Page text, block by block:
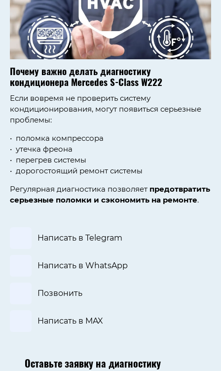
Почему важно делать диагностику
кондиционера Mercedes S-Class W222
Если вовремя не проверить систему
кондиционирования, могут появиться серьезные
проблемы:
поломка компрессора
утечка фреона
перегрев системы
дорогостоящий ремонт системы
Регулярная диагностика позволяет предотвратить
серьезные поломки и сэкономить на ремонте.
Написать в Telegram
Написать в WhatsApp
Позвонить
Написать в MAX
Оставьте заявку на диагностику